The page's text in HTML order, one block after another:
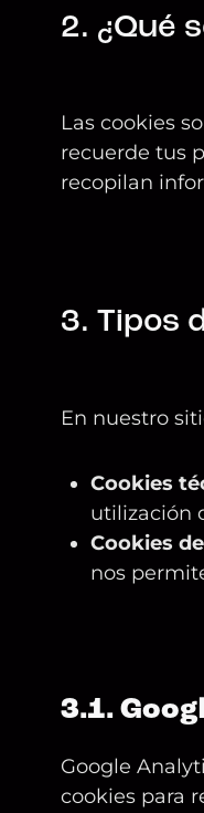
2. ¿Qué
Las cookies
recuerde tus
recopilan
3. Tipos
En nuestro
Cookies
utilización
Cookies
nos
3.1.
Google
cookies para